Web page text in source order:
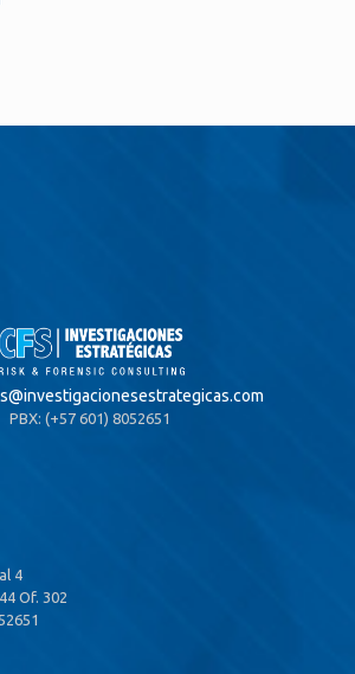
investigacionesestrategicas.com
PBX: (+57 601) 8052651
4
Of. 302